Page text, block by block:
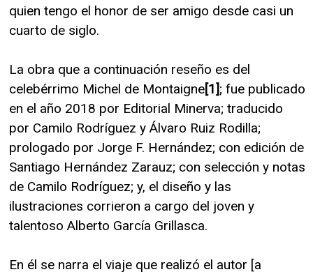
quien tengo el honor de ser amigo desde casi un
cuarto de siglo.
La obra que a continuación reseño es del
celebérrimo Michel de Montaigne[1]; fue publicado
en el año 2018 por Editorial Minerva; traducido
por Camilo Rodríguez y Álvaro Ruiz Rodilla;
prologado por Jorge F. Hernández; con edición de
Santiago Hernández Zarauz; con selección y notas
de Camilo Rodríguez; y, el diseño y las
ilustraciones corrieron a cargo del joven y
talentoso Alberto García Grillasca.
En él se narra el viaje que realizó el autor [a